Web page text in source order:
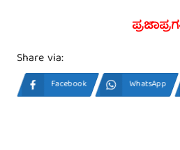
Share via:
Facebook WhatsApp